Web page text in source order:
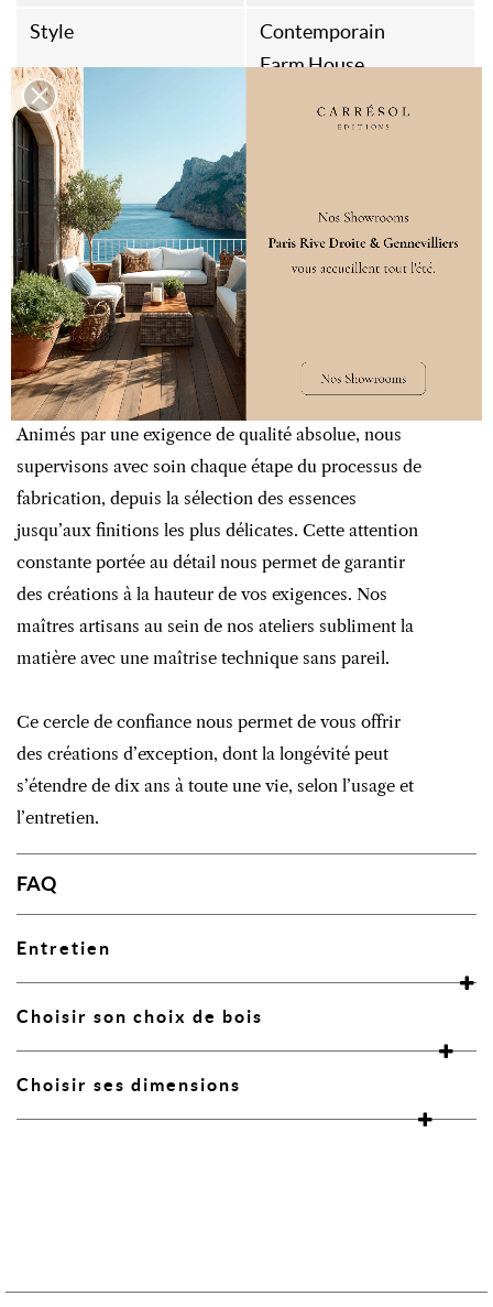
Style
Contemporain
Farm House
Spécificités
Extrêmement dense
DÉCLINAISONS
GARANTIE
Animés par une exigence de qualité absolue, nous
supervisons avec soin chaque étape du processus de
fabrication, depuis la sélection des essences
jusqu’aux finitions les plus délicates. Cette attention
constante portée au détail nous permet de garantir
des créations à la hauteur de vos exigences. Nos
maîtres artisans au sein de nos ateliers subliment la
matière avec une maîtrise technique sans pareil.
Ce cercle de confiance nous permet de vous offrir
des créations d’exception, dont la longévité peut
s’étendre de dix ans à toute une vie, selon l’usage et
l’entretien.
FAQ
Entretien
Choisir son choix de bois
Choisir ses dimensions